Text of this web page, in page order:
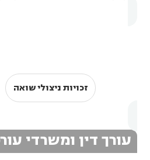
זכויות ניצולי שואה
עורך דין ומשרדי